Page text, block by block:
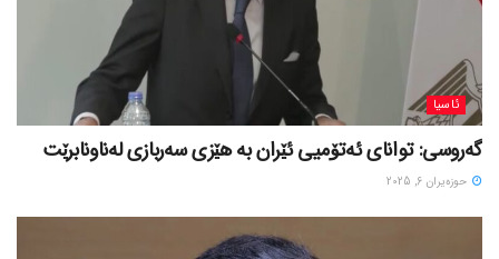
ئاسیا
گەروسی: توانای ئەتۆمیی ئێران بە هێزی سەربازی لەناونابرێت
حوزه‌یران 6, 2025